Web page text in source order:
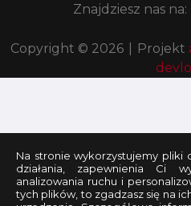
Znajdziesz nas na:
Copyright © 2026 Projekt
Na stronie wykorzystujemy pliki
działania, zapewnienia Ci
analizowania ruchu i
tych plików, to zgadzasz się na